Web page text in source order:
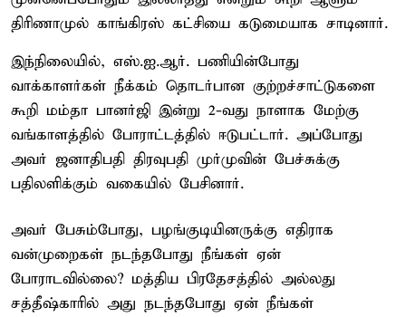
திரிணாமுல் காங்கிரஸ் கட்சியை கடுமையாக சாடினார்.
இந்நிலையில், எஸ்.ஐ.ஆர். பணியின்போது
வாக்காளர்கள் நீக்கம் தொடர்பான குற்றச்சாட்டுகளை
கூறி மம்தா பானர்ஜி இன்று 2-வது நாளாக மேற்கு
வங்காளத்தில் போராட்டத்தில் ஈடுபட்டார். அப்போது
அவர் ஜனாதிபதி திரவுபதி முர்முவின் பேச்சுக்கு
பதிலளிக்கும் வகையில் பேசினார்.
அவர் பேசும்போது, பழங்குடியினருக்கு எதிராக
வன்முறைகள் நடந்தபோது நீங்கள் ஏன்
போராடவில்லை? மத்திய பிரதேசத்தில் அல்லது
சத்தீஷ்காரில் அது நடந்தபோது ஏன் நீங்கள்